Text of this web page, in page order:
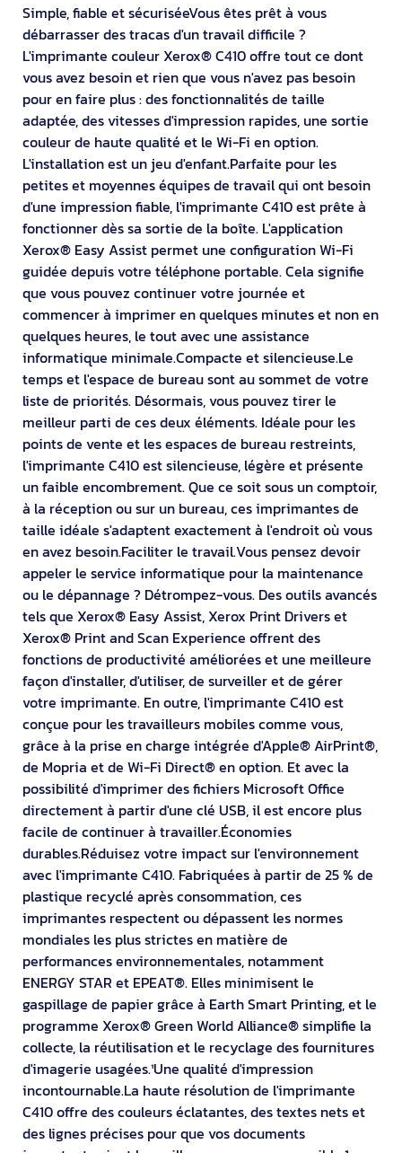
Simple, fiable et sécuriséeVous êtes prêt à vous
débarrasser des tracas d'un travail difficile ?
L'imprimante couleur Xerox® C410 offre tout ce dont
vous avez besoin et rien que vous n'avez pas besoin
pour en faire plus : des fonctionnalités de taille
adaptée, des vitesses d'impression rapides, une sortie
couleur de haute qualité et le Wi-Fi en option.
L'installation est un jeu d'enfant.Parfaite pour les
petites et moyennes équipes de travail qui ont besoin
d'une impression fiable, l'imprimante C410 est prête à
fonctionner dès sa sortie de la boîte. L'application
Xerox® Easy Assist permet une configuration Wi-Fi
guidée depuis votre téléphone portable. Cela signifie
que vous pouvez continuer votre journée et
commencer à imprimer en quelques minutes et non en
quelques heures, le tout avec une assistance
informatique minimale.Compacte et silencieuse.Le
temps et l'espace de bureau sont au sommet de votre
liste de priorités. Désormais, vous pouvez tirer le
meilleur parti de ces deux éléments. Idéale pour les
points de vente et les espaces de bureau restreints,
l'imprimante C410 est silencieuse, légère et présente
un faible encombrement. Que ce soit sous un comptoir,
à la réception ou sur un bureau, ces imprimantes de
taille idéale s'adaptent exactement à l'endroit où vous
en avez besoin.Faciliter le travail.Vous pensez devoir
appeler le service informatique pour la maintenance
ou le dépannage ? Détrompez-vous. Des outils avancés
tels que Xerox® Easy Assist, Xerox Print Drivers et
Xerox® Print and Scan Experience offrent des
fonctions de productivité améliorées et une meilleure
façon d'installer, d'utiliser, de surveiller et de gérer
votre imprimante. En outre, l'imprimante C410 est
conçue pour les travailleurs mobiles comme vous,
grâce à la prise en charge intégrée d'Apple® AirPrint®,
de Mopria et de Wi-Fi Direct® en option. Et avec la
possibilité d'imprimer des fichiers Microsoft Office
directement à partir d'une clé USB, il est encore plus
facile de continuer à travailler.Économies
durables.Réduisez votre impact sur l'environnement
avec l'imprimante C410. Fabriquées à partir de 25 % de
plastique recyclé après consommation, ces
imprimantes respectent ou dépassent les normes
mondiales les plus strictes en matière de
performances environnementales, notamment
ENERGY STAR et EPEAT®. Elles minimisent le
gaspillage de papier grâce à Earth Smart Printing, et le
programme Xerox® Green World Alliance® simplifie la
collecte, la réutilisation et le recyclage des fournitures
d'imagerie usagées.¹Une qualité d'impression
incontournable.La haute résolution de l'imprimante
C410 offre des couleurs éclatantes, des textes nets et
des lignes précises pour que vos documents